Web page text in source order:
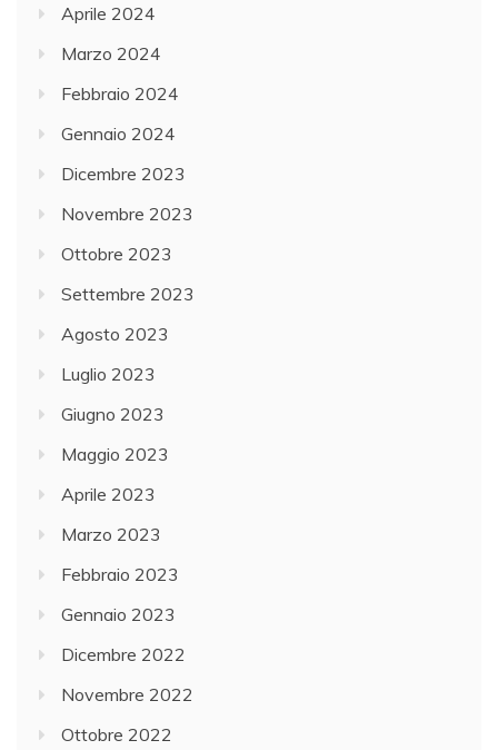
Aprile 2024
Marzo 2024
Febbraio 2024
Gennaio 2024
Dicembre 2023
Novembre 2023
Ottobre 2023
Settembre 2023
Agosto 2023
Luglio 2023
Giugno 2023
Maggio 2023
Aprile 2023
Marzo 2023
Febbraio 2023
Gennaio 2023
Dicembre 2022
Novembre 2022
Ottobre 2022